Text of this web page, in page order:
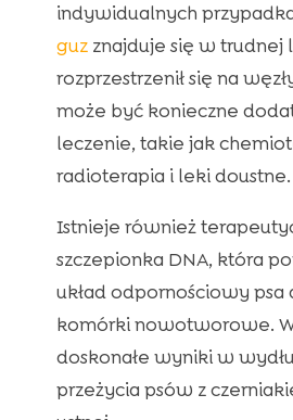
indywidualnych
guzznajduje się w trudnej
rozprzestrzenił się na
może być konieczne
leczenie, takie jak
radioterapia i leki doustne.
Istnieje również
szczepionka DNA, która
układ odpornościowy psa
komórki nowotworowe.
doskonałe wyniki w
przeżycia psów z